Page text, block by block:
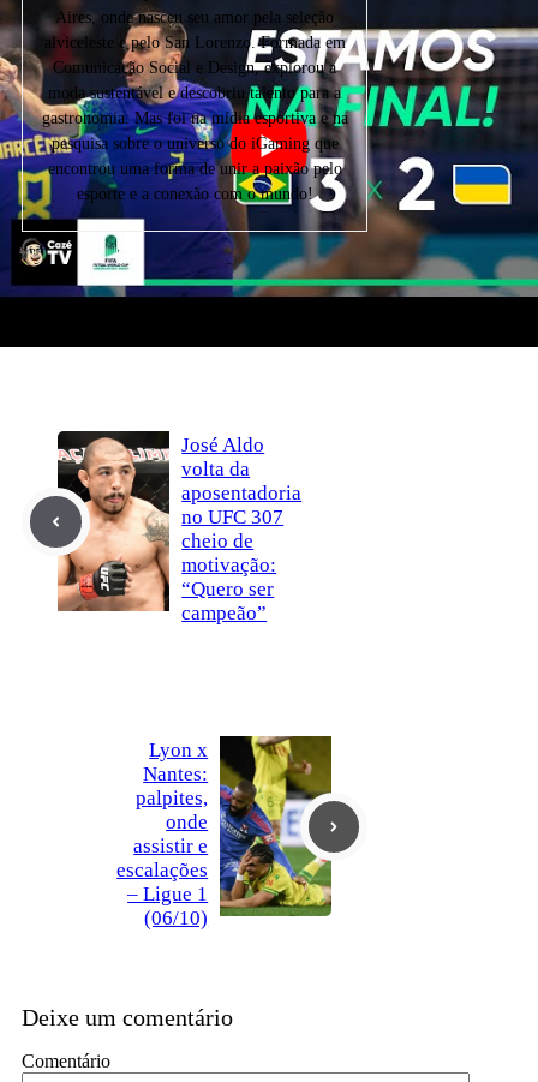
Aires, onde nasceu seu amor pela seleção
alviceleste e pelo San Lorenzo. Formada em
Comunicação Social e Design, explorou a
moda sustentável e descobriu talento para a
gastronomia. Mas foi na mídia esportiva e na
pesquisa sobre o universo do iGaming que
encontrou uma forma de unir a paixão pelo
esporte e a conexão com o mundo!
Compartilhar
no Facebook
Compartilharno X Enviarpelo Whatsapp
José Aldo
volta da
aposentadoria
no UFC 307
cheio de
motivação:
“Quero ser
campeão”
Lyon x
Nantes:
palpites,
onde
assistir e
escalações
– Ligue 1
(06/10)
Deixe um comentário
Comentário